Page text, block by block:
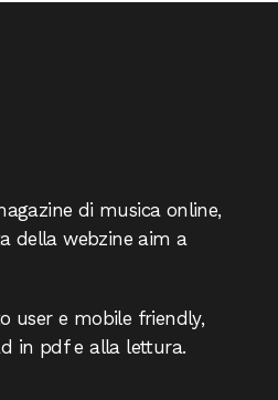
di musica online,
della webzine aim a
user e mobile friendly,
in pdf e alla lettura.